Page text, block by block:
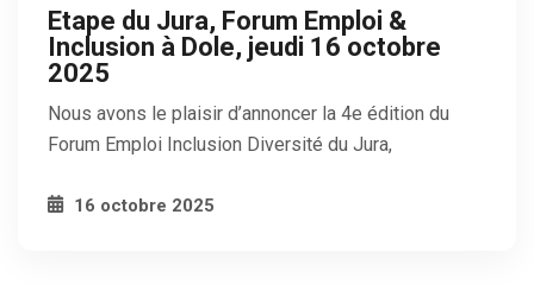
Etape du Jura, Forum Emploi &
Inclusion à Dole, jeudi 16 octobre
2025
Nous avons le plaisir d’annoncer la 4e édition du
Forum Emploi Inclusion Diversité du Jura,
16 octobre 2025